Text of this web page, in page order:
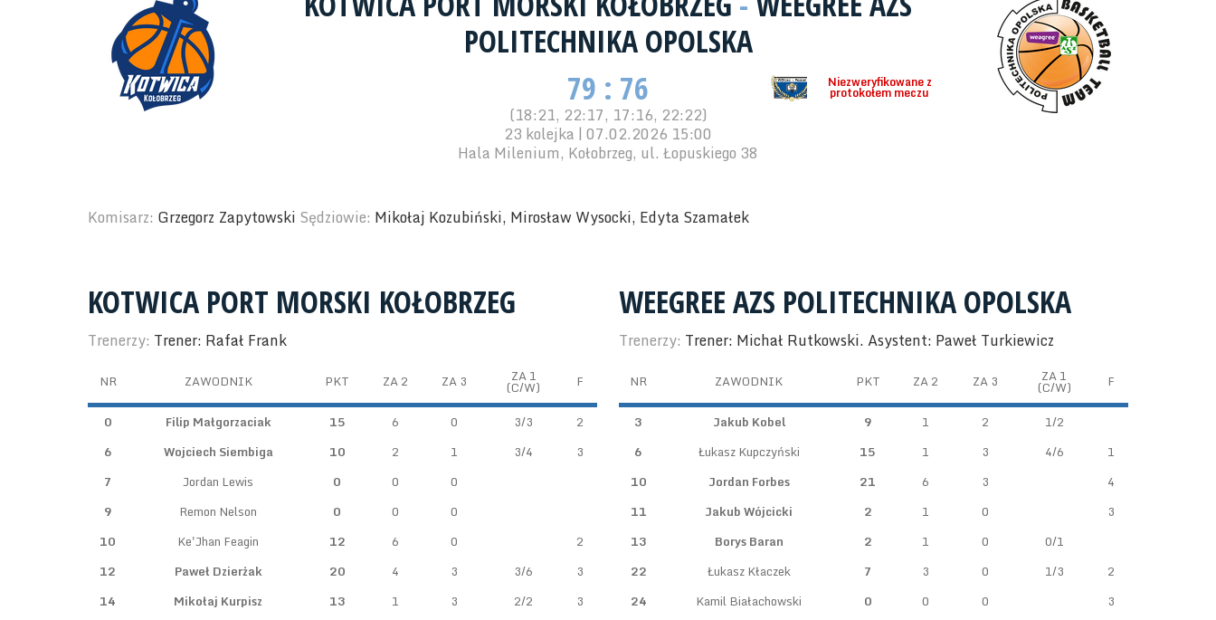
POLITECHNIKA OPOLSKA
Niezweryfikowane z
protokołem meczu
79 : 76
(18:21, 22:17, 17:16, 22:22)
23 kolejka | 07.02.2026 15:00
Hala Milenium, Kołobrzeg, ul. Łopuskiego 38
Komisarz: Grzegorz Zapytowski Sędziowie: Mikołaj Kozubiński, Mirosław Wysocki, Edyta Szamałek
KOTWICA PORT MORSKI KOŁOBRZEG
Trenerzy: Trener: Rafał Frank
NR ZAWODNIK PKT ZA 2 ZA 3 ZA 1
(C/W) F
0 Filip Małgorzaciak 15 6 0 3/3
2
6
Wojciech Siembiga 10 2 1 3/4
3
7
Jordan Lewis 0 0
0
9
Remon Nelson 0 0
0
10
Ke'Jhan Feagin 12 6 0
2
12
Paweł Dzierżak 20 4 3 3/6
3
14
Mikołaj Kurpisz 13 1 3 2/2
3
WEEGREE AZS POLITECHNIKA OPOLSKA
Trenerzy: Trener: Michał Rutkowski. Asystent: Paweł Turkiewicz
NR ZAWODNIK PKT ZA 2 ZA 3 ZA 1
(C/W) F
3 Jakub Kobel 9 1 2
1/2
6
Łukasz Kupczyński 15 1 3 4/6
1
10
Jordan Forbes 21 6 3
4
11
Jakub Wójcicki 2 1 0
3
13
Borys Baran 2 1 0
0/1
22
Łukasz Kłaczek 7 3 0 1/3
2
24
Kamil Białachowski 0 0 0
3